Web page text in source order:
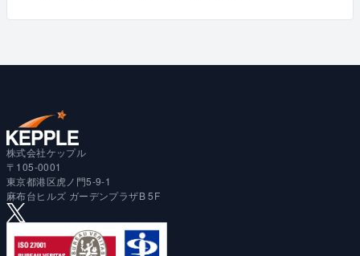
株式会社ケップル
〒105-0001
東京都港区虎ノ門5-9-1
麻布台ヒルズ ガーデンプラザB 5F